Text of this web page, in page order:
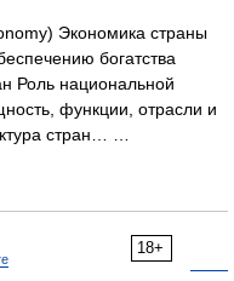
Экономика страны
богатства
Роль национальной
функции, отрасли и
стран… …
18+